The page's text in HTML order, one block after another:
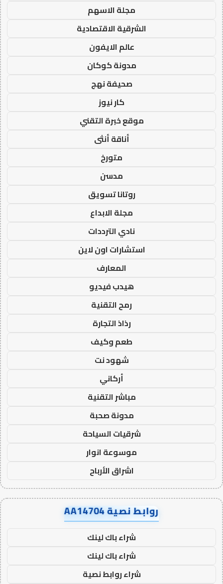
مجلة الاسهم
الشرقية الاقتصادية
عالم الايفون
مدونة كوكان
صحيفة نهج
كار نيوز
موقع خبرة التقني
أناقة أنثى
متورخ
مدسن
روتانا تسويق
مجلة الابداع
نادي الترددات
استشارات اون لاين
المعارف
هيدب فيديو
رمح التقنية
رذاذ التجارة
طعم وكيف
شهود نت
أركاني
مباشر التقنية
مدونة صحبة
شرقيات السياحة
موسوعة انوار
اشراق الأرباح
روابط نصية AA14704
شراء باك لينك
شراء باك لينك
شراء روابط نصية